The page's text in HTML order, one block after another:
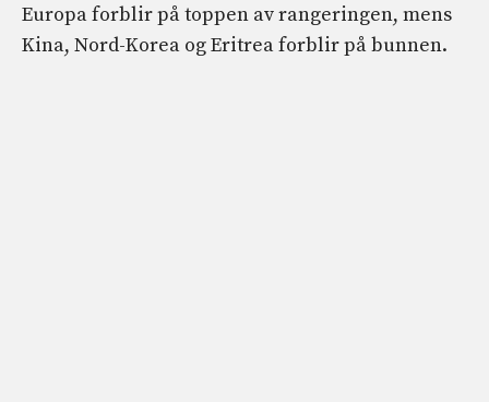
Europa forblir på toppen av rangeringen, mens
Kina, Nord-Korea og Eritrea forblir på bunnen.